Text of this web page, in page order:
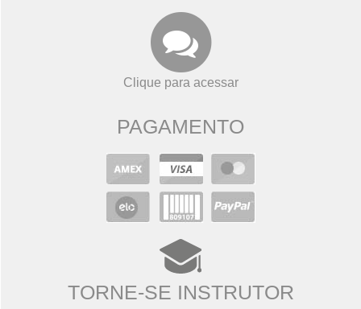
Clique para acessar
PAGAMENTO
TORNE-SE INSTRUTOR